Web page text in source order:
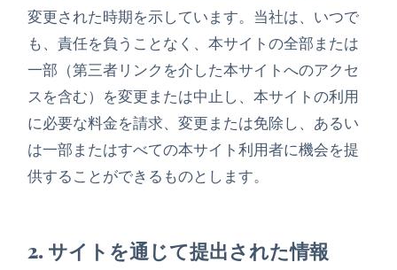
変更された時期を示しています。当社は、いつで
も、責任を負うことなく、本サイトの全部または
一部（第三者リンクを介した本サイトへのアクセ
スを含む）を変更または中止し、本サイトの利用
に必要な料金を請求、変更または免除し、あるい
は一部またはすべての本サイト利用者に機会を提
供することができるものとします。
2. サイトを通じて提出された情報